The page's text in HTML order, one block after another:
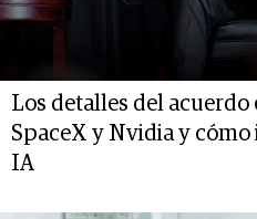
Los detalles del
SpaceX y Nvidia y
IA